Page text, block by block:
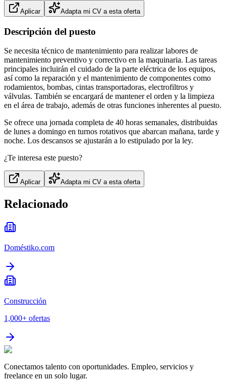
Aplicar Adapta mi CV a esta oferta
Descripción del puesto
Se necesita técnico de mantenimiento para realizar labores de
mantenimiento preventivo y correctivo en la maquinaria. Las tareas
principales incluirán el cuidado de la parte eléctrica de los equipos,
así como la reparación y el mantenimiento de componentes como
rodamientos, bombas, cintas transportadoras, electrofiltros y
válvulas. También se encargará de mantener el orden y la limpieza
en el área de trabajo, además de otras funciones inherentes al puesto.
Se ofrece una jornada completa de 40 horas semanales, distribuidas
de lunes a domingo en turnos rotativos que abarcan mañana, tarde y
noche. Los descansos se ajustarán a lo estipulado por la ley.
¿Te interesa este puesto?
Aplicar Adapta mi CV a esta oferta
Relacionado
Doméstiko.com
Construcción
1,000+ ofertas
Conectamos talento con oportunidades. Empleo, servicios y
freelance en un solo lugar.